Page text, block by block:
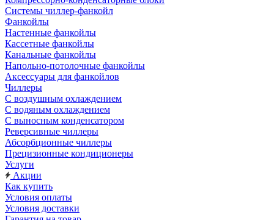
Системы чиллер-фанкойл
Фанкойлы
Настенные фанкойлы
Кассетные фанкойлы
Канальные фанкойлы
Напольно-потолочные фанкойлы
Аксессуары для фанкойлов
Чиллеры
С воздушным охлаждением
С водяным охлаждением
С выносным конденсатором
Реверсивные чиллеры
Абсорбционные чиллеры
Прецизионные кондиционеры
Услуги
Акции
Как купить
Условия оплаты
Условия доставки